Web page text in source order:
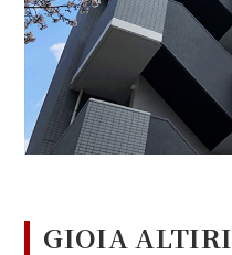
GIOIA ALTIRI